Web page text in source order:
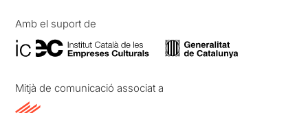
Amb el suport de
Mitjà de comunicació associat a